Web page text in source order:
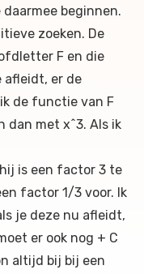
beginnen.
zoeken. De
F en die
afleidt, er de
de functie van F
dan met x^3. Als ik
is een factor 3 te
factor 1/3 voor. Ik
je deze nu afleidt,
er ook nog + C
altijd bij bij een